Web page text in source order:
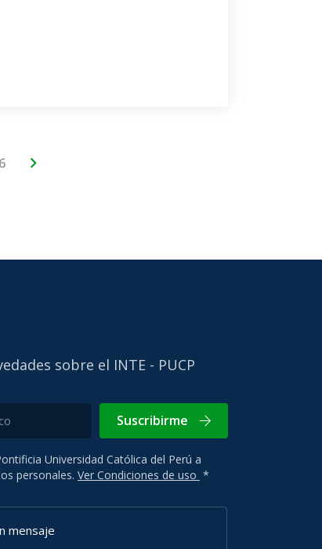
sobre el INTE - PUCP
Suscribirme
Universidad Católica del Perú a
personales.Ver Condiciones de uso *
mensaje